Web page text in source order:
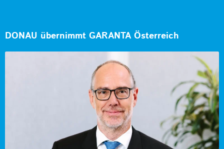
DONAU übernimmt GARANTA Österreich